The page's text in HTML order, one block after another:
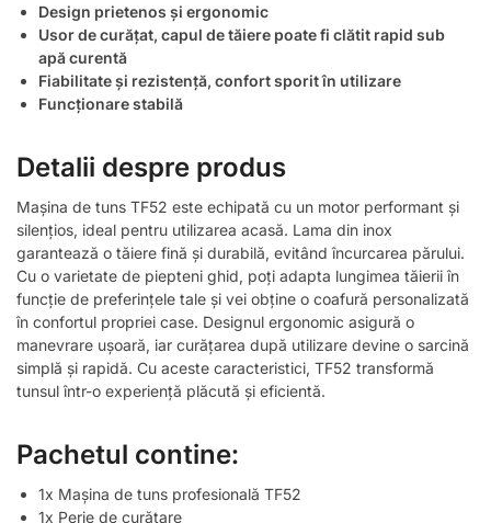
Design prietenos și ergonomic
Usor de curățat, capul de tăiere poate fi clătit rapid sub
apă curentă
Fiabilitate și rezistență, confort sporit în utilizare
Funcționare stabilă
Detalii despre produs
Mașina de tuns TF52 este echipată cu un motor performant și
silențios, ideal pentru utilizarea acasă. Lama din inox
garantează o tăiere fină și durabilă, evitând încurcarea părului.
Cu o varietate de piepteni ghid, poți adapta lungimea tăierii în
funcție de preferințele tale și vei obține o coafură personalizată
în confortul propriei case. Designul ergonomic asigură o
manevrare ușoară, iar curățarea după utilizare devine o sarcină
simplă și rapidă. Cu aceste caracteristici, TF52 transformă
tunsul într-o experiență plăcută și eficientă.
Pachetul contine:
1x Mașina de tuns profesională TF52
1x Perie de curățare